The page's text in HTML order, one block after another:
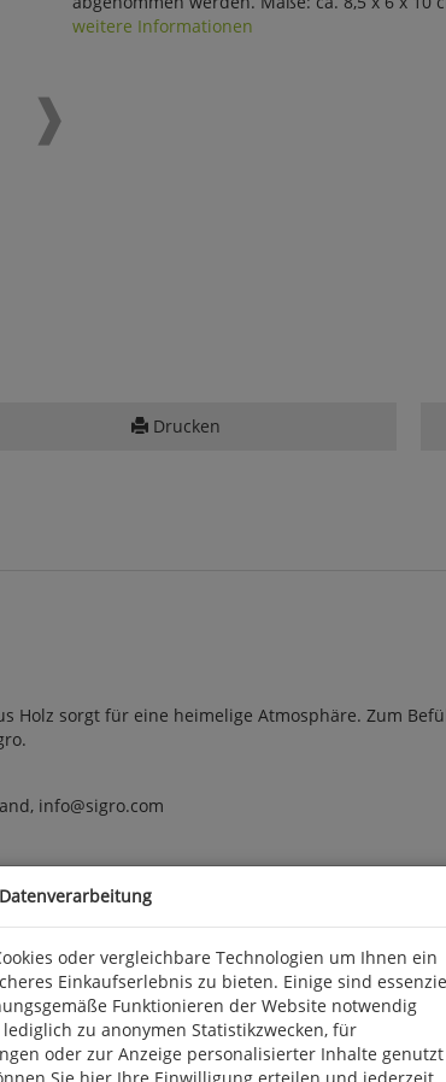
weitere Informationen
Drucken
Holz sorgt für eine heimelige Atmosphäre. Zum
info@sigro.com
oder vergleichbare Technologien um Ihnen ein
Einkaufserlebnis zu bieten. Einige sind
Funktionieren der Website notwendig
zu anonymen Statistikzwecken, für
oder zur Anzeige personalisierter Inhalte genutzt
Sie hier Ihre Einwilligung erteilen und jederzeit